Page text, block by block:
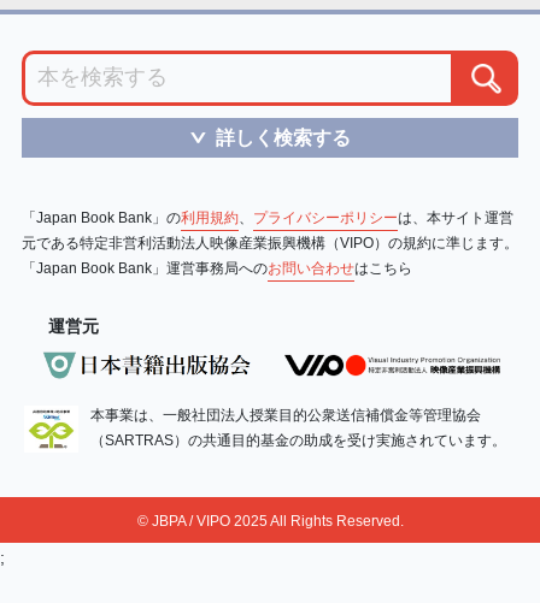
＞ 詳しく検索する
「Japan Book Bank」の利用規約、 プライバシーポリシーは、本サイト運営
元である特定非営利活動法人映像産業振興機構（VIPO）の規約に準じます。
「Japan Book Bank」運営事務局へのお問い合わせはこちら
運営元
本事業は、一般社団法人授業目的公衆送信補償金等管理協会
（SARTRAS）の共通目的基金の助成を受け実施されています。
© JBPA / VIPO 2025 All Rights Reserved.
;